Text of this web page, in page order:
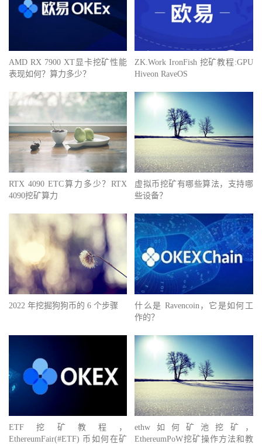
AMD RX 7900 XT显卡挖矿性能
表现如何？算力多少？
ZK.Work IronFish 挖矿教程:GPU
Hiveon RaveOS
RTX 4090 ETC算力多少？RTX
4090挖矿算力
虚拟币挖矿有哪些算法，支持哪
些设备？
2022 年挖掘狗狗币的 6 个步骤
什么是 Ravencoin，它是如何工
作的？
ETF挖矿教程，
EthereumFair(#ETF) 币如何在矿
ethw如何矿池挖矿，
EthereumPoW挖矿操作方法和教